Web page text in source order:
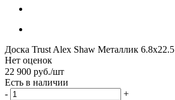
Доска Trust Alex Shaw Металлик 6.8x22.5
Нет оценок
22 900 руб./шт
Есть в наличии
-
+